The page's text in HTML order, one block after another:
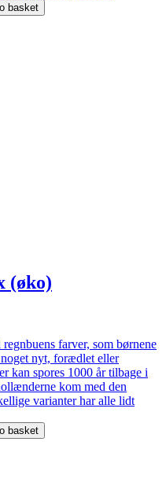
basket
(øko)
farver, som børnene
nyt, forædlet eller
kan spores 1000 år tilbage i
kom med den
varianter har alle lidt
basket